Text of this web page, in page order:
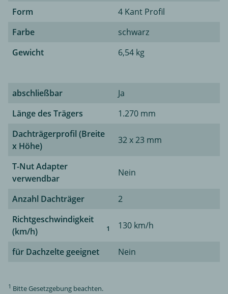
Form
4 Kant Profil
Farbe
schwarz
Gewicht
6,54 kg
abschließbar
Ja
Länge des Trägers
1.270 mm
Dachträgerprofil (Breite
x Höhe)
32 x 23 mm
T-Nut Adapter
verwendbar
Nein
Anzahl Dachträger
2
Richtgeschwindigkeit
(km/h)
1 130 km/h
für Dachzelte geeignet Nein
1 Bitte Gesetzgebung beachten.